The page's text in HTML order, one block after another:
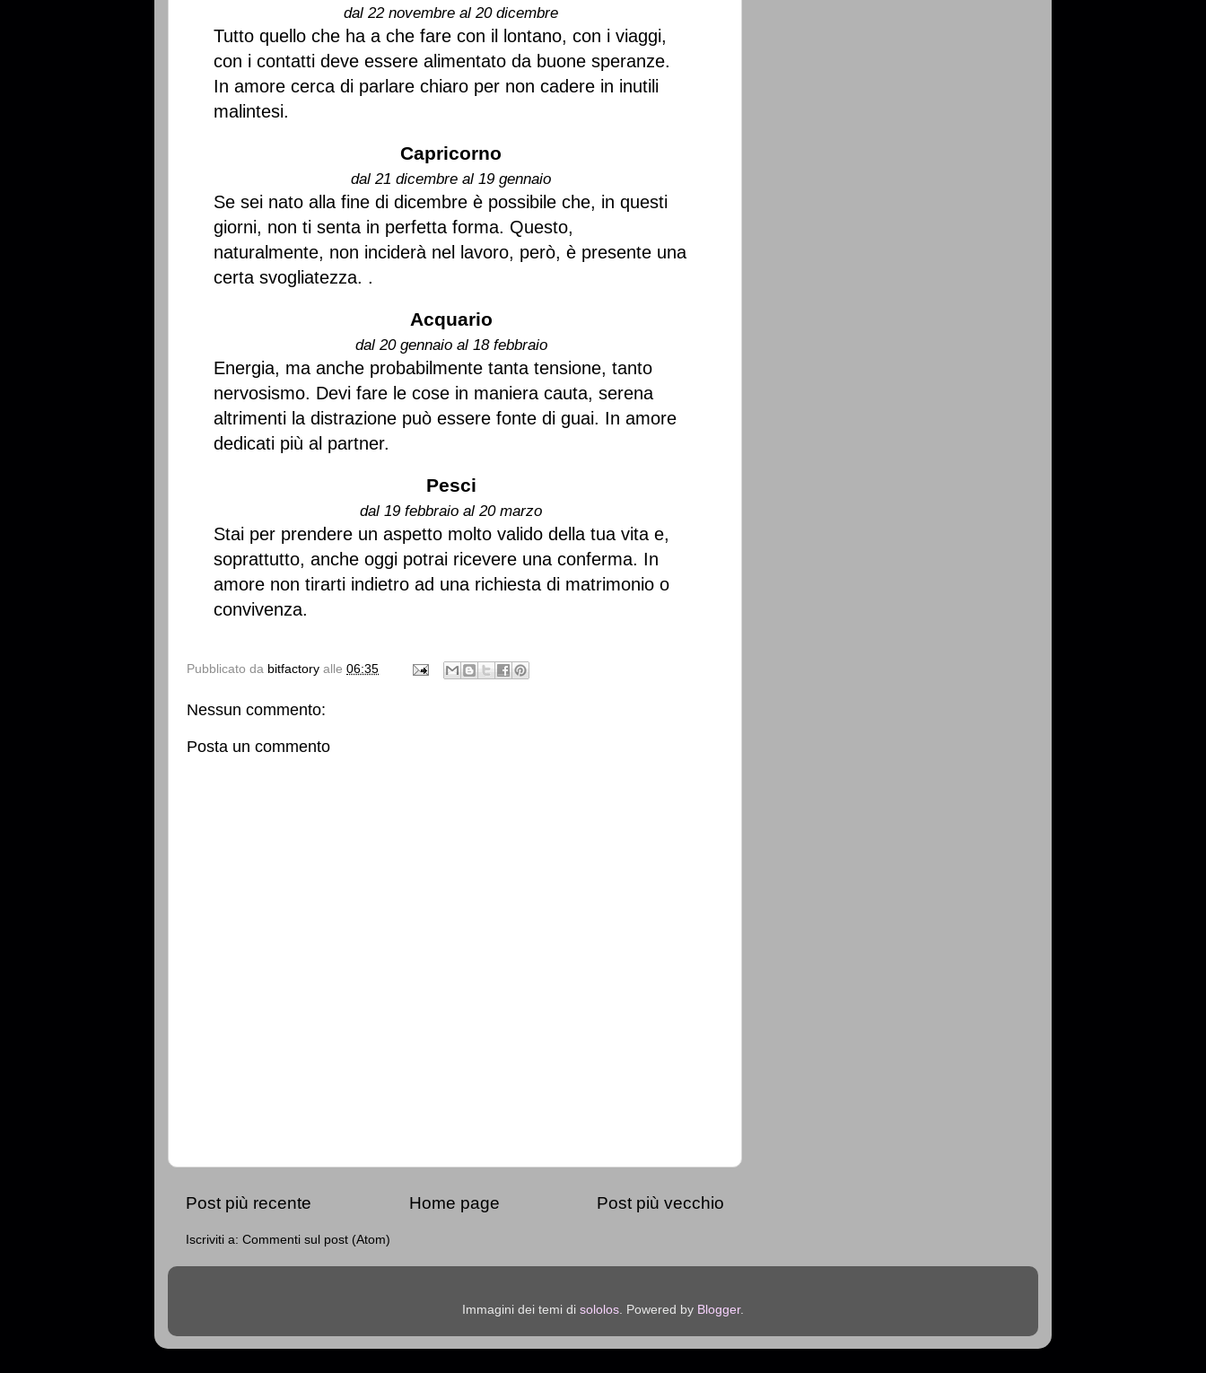
dal 22 novembre al 20 dicembre
Tutto quello che ha a che fare con il lontano, con i viaggi,
con i contatti deve essere alimentato da buone speranze.
In amore cerca di parlare chiaro per non cadere in inutili
malintesi.
Capricorno
dal 21 dicembre al 19 gennaio
Se sei nato alla fine di dicembre è possibile che, in questi
giorni, non ti senta in perfetta forma. Questo,
naturalmente, non inciderà nel lavoro, però, è presente una
certa svogliatezza. .
Acquario
dal 20 gennaio al 18 febbraio
Energia, ma anche probabilmente tanta tensione, tanto
nervosismo. Devi fare le cose in maniera cauta, serena
altrimenti la distrazione può essere fonte di guai. In amore
dedicati più al partner.
Pesci
dal 19 febbraio al 20 marzo
Stai per prendere un aspetto molto valido della tua vita e,
soprattutto, anche oggi potrai ricevere una conferma. In
amore non tirarti indietro ad una richiesta di matrimonio o
convivenza.
Pubblicato da bitfactory alle 06:35
Nessun commento:
Posta un commento
Post più recente Post più vecchio
Home page
Iscriviti a: Commenti sul post (Atom)
Immagini dei temi di sololos . Powered by Blogger.